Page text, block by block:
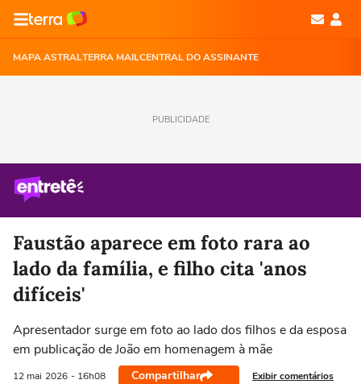
MAPA ASTRALTERRA MAILCENTRAL DO ASSINANTE
PUBLICIDADE
Faustão aparece em foto rara ao
lado da família, e filho cita 'anos
difíceis'
Apresentador surge em foto ao lado dos filhos e da esposa
em publicação de João em homenagem à mãe
12 mai 2026 - 16h08 Compartilhar Exibir comentários